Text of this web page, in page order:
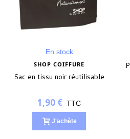
En stock
SHOP COIFFURE
Sac en tissu noir réutilisable
1,90 € TTC
J'achète